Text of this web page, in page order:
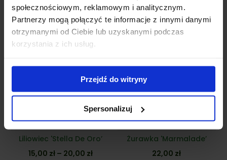
społecznościowym, reklamowym i analitycznym.
Partnerzy mogą połączyć te informacje z innymi danymi
otrzymanymi od Ciebie lub uzyskanymi podczas
korzystania z ich usług.
Przejdź do witryny
Spersonalizuj
Dostępny
Liliowiec 'Stella De Oro’
15,00 zł – 20,00 złZakres
Dostępny
Żurawka 'Marmalade’
22,00 zł